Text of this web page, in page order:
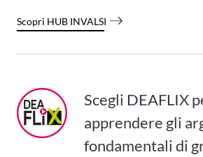
Scopri HUB INVALSI
Scegli DEAFLIX
apprendere gli
fondamentali di